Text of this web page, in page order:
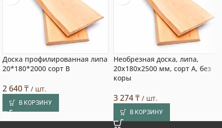
Доска профилированная липа
20*180*2000 сорт В
2 640₸ / шт.
В КОРЗИНУ
Необрезная доска, липа,
20x180x2500 мм, сорт A, без
коры
3 274₸ / шт.
В КОРЗИНУ